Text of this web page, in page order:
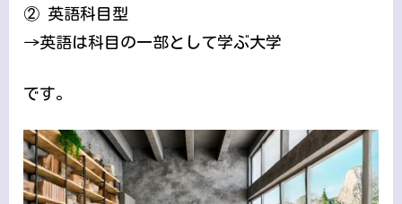
② 英語科目型
→英語は科目の一部として学ぶ大学
です。